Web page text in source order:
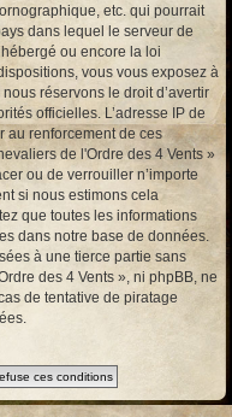
etc. qui pourrait
dans lequel le serveur de
ou encore la loi
vous vous exposez à
réservons le droit d’avertir
officielles. L’adresse IP de
au renforcement de ces
de l'Ordre des 4 Vents »
ou de verrouiller n’importe
si nous estimons cela
que toutes les informations
dans notre base de données.
à une tierce partie sans
des 4 Vents », ni phpBB, ne
de tentative de piratage